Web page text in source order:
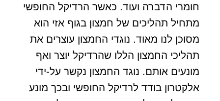
חומרי הדברה ועוד. כאשר הרדיקל החופשי
מתחיל תהליכים של חמצון בגוף אזי הוא
מסוכן לנו מאוד. נוגדי החמצון עוצרים את
תהליכי החמצון הללו שהרדיקל יוצר ואף
מונעים אותם. נוגד החמצון נקשר על-ידי
אלקטרון בודד לרדיקל החופשי ובכך מונע